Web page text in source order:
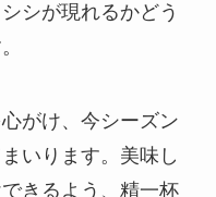
シが現れるかどう
がけ、今シーズン
いります。美味し
きるよう、精一杯